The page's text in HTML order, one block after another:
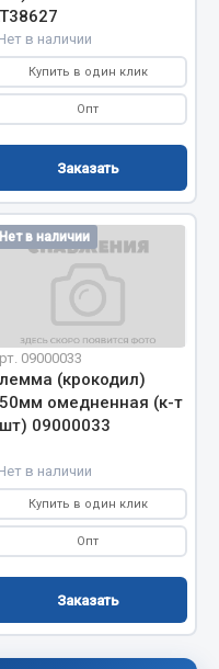
в наличии
Купить в один клик
Опт
Заказать
Нет в наличии
09000033
(крокодил)
омедненная (к-т
09000033
в наличии
Купить в один клик
Опт
Заказать